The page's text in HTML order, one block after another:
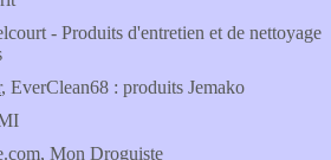
- Produits d'entretien et de nettoyage
, EverClean68 : produits Jemako
, Mon Droguiste